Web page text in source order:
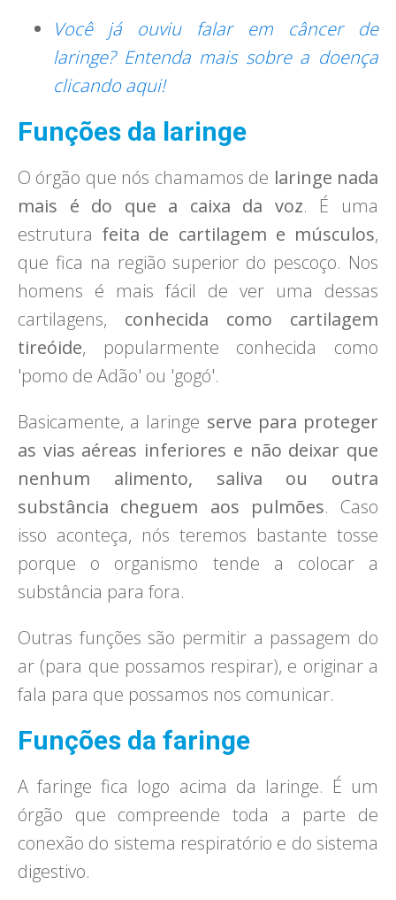
Você já ouviu falar em câncer de
laringe? Entenda mais sobre a doença
clicando aqui!
Funções da laringe
O órgão que nós chamamos de laringe nada
mais é do que a caixa da voz. É uma
estrutura feita de cartilagem e músculos,
que fica na região superior do pescoço. Nos
homens é mais fácil de ver uma dessas
cartilagens, conhecida como cartilagem
tireóide, popularmente conhecida como
'pomo de Adão' ou 'gogó'.
Basicamente, a laringe serve para proteger
as vias aéreas inferiores e não deixar que
nenhum alimento, saliva ou outra
substância cheguem aos pulmões. Caso
isso aconteça, nós teremos bastante tosse
porque o organismo tende a colocar a
substância para fora.
Outras funções são permitir a passagem do
ar (para que possamos respirar), e originar a
fala para que possamos nos comunicar.
Funções da faringe
A faringe fica logo acima da laringe. É um
órgão que compreende toda a parte de
conexão do sistema respiratório e do sistema
digestivo.